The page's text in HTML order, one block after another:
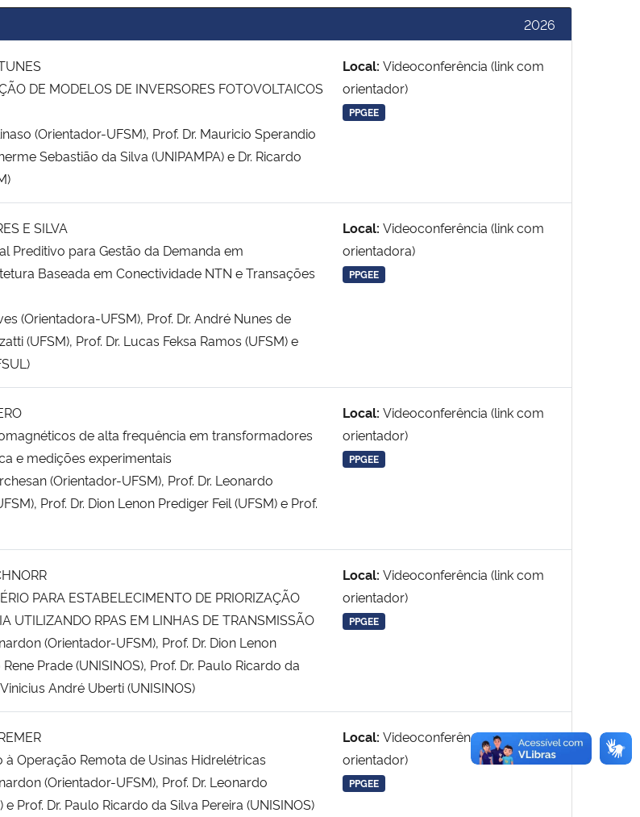
2026
DE MODELOS DE INVERSORES FOTOVOLTAICOS
(Orientador-UFSM), Prof. Dr. Mauricio Sperandio
Sebastião da Silva (UNIPAMPA) e Dr. Ricardo
Local:Videoconferência (link com
orientador)
PPGEE
E SILVA
Preditivo para Gestão da Demanda em
Baseada em Conectividade NTN e Transações
(Orientadora-UFSM), Prof. Dr. André Nunes de
(UFSM), Prof. Dr. Lucas Feksa Ramos (UFSM) e
Local:Videoconferência (link com
orientadora)
PPGEE
de alta frequência em transformadores
e medições experimentais
(Orientador-UFSM), Prof. Dr. Leonardo
Prof. Dr. Dion Lenon Prediger Feil (UFSM) e Prof.
Local:Videoconferência (link com
orientador)
PPGEE
PARA ESTABELECIMENTO DE PRIORIZAÇÃO
UTILIZANDO RPAS EM LINHAS DE TRANSMISSÃO
(Orientador-UFSM), Prof. Dr. Dion Lenon
Prade (UNISINOS), Prof. Dr. Paulo Ricardo da
André Uberti (UNISINOS)
Local:Videoconferência (link com
orientador)
PPGEE
Operação Remota de Usinas Hidrelétricas
(Orientador-UFSM), Prof. Dr. Leonardo
Prof. Dr. Paulo Ricardo da Silva Pereira (UNISINOS)
Local:Videoconferência (link com
orientador)
PPGEE